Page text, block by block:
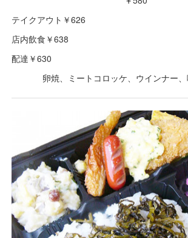
テイクアウト￥626
店内飲食￥638
配達￥630
卵焼、ミートコロッケ、ウインナー